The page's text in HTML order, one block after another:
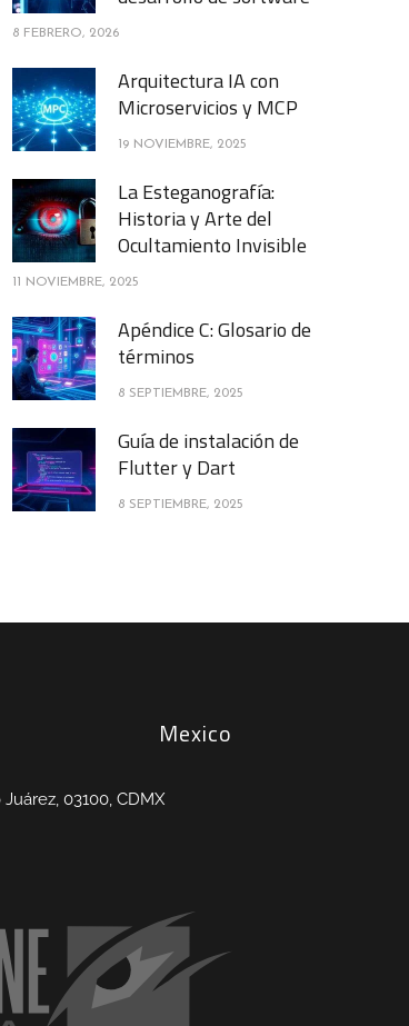
8 FEBRERO, 2026
Arquitectura IA con
Microservicios y MCP
19 NOVIEMBRE, 2025
La Esteganografía:
Historia y Arte del
Ocultamiento Invisible
11 NOVIEMBRE, 2025
Apéndice C: Glosario de
términos
8 SEPTIEMBRE, 2025
Guía de instalación de
Flutter y Dart
8 SEPTIEMBRE, 2025
Mexico
03100, CDMX